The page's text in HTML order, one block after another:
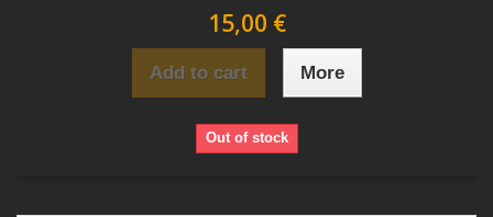
15,00 €
Add to cart More
Out of stock